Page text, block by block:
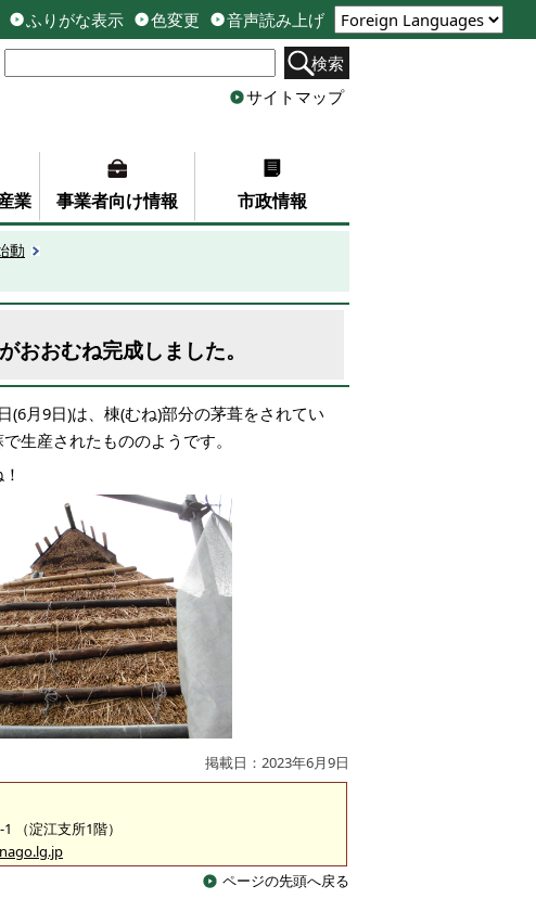
ふりがな表示 色変更
音声読み上げ
検索
サイトマップ
業 事業者向け情報 市政情報
動
おむね完成しました。
月9日)は、棟(むね)部分の茅葺をされてい
生産されたもののようです。
掲載日：2023年6月9日
（淀江支所1階）
ページの先頭へ戻る